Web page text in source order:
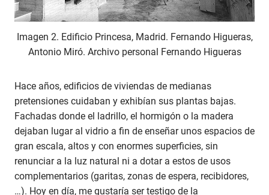
Imagen 2. Edificio Princesa, Madrid. Fernando Higueras,
Antonio Miró. Archivo personal Fernando Higueras
Hace años, edificios de viviendas de medianas
pretensiones cuidaban y exhibían sus plantas bajas.
Fachadas donde el ladrillo, el hormigón o la madera
dejaban lugar al vidrio a fin de enseñar unos espacios de
gran escala, altos y con enormes superficies, sin
renunciar a la luz natural ni a dotar a estos de usos
complementarios (garitas, zonas de espera, recibidores,
…). Hoy en día, me gustaría ser testigo de la